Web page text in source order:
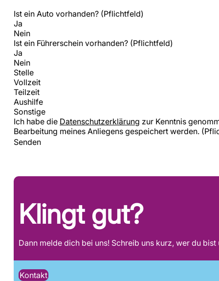
Ist ein Auto vorhanden? (Pflichtfeld)
Ja
Nein
Ist ein Führerschein vorhanden? (Pflichtfeld)
Ja
Nein
Stelle
Vollzeit
Teilzeit
Aushilfe
Sonstige
Ich habe die Datenschutzerklärung zur Kenntnis
Bearbeitung meines Anliegens gespeichert werden.
Senden
Klingt gut?
Dann melde dich bei uns! Schreib uns kurz, wer du
Kontakt